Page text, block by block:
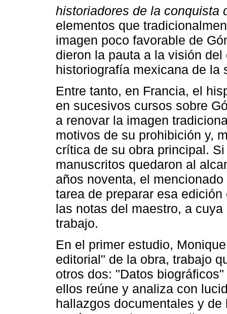
historiadores de la conquista
elementos que
imagen poco favorable de
dieron la pauta a la visión
historiografía mexicana de la
Entre tanto, en Francia, el
en sucesivos cursos sobre
a renovar la imagen
motivos de su prohibición y,
crítica de su obra principal.
manuscritos quedaron al
años noventa, el
tarea de preparar esa
las notas del maestro, a
trabajo.
En el primer estudio,
editorial" de la obra, trabajo
otros dos: "Datos
ellos reúne y analiza con
hallazgos documentales y